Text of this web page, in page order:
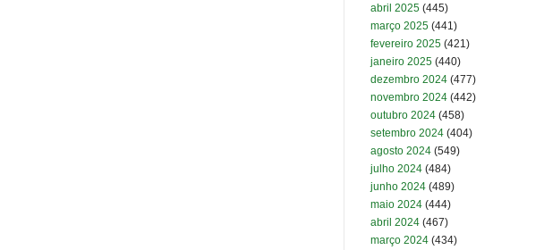
abril 2025 (445)
março 2025 (441)
fevereiro 2025 (421)
janeiro 2025 (440)
dezembro 2024 (477)
novembro 2024 (442)
outubro 2024 (458)
setembro 2024 (404)
agosto 2024 (549)
julho 2024 (484)
junho 2024 (489)
maio 2024 (444)
abril 2024 (467)
março 2024 (434)